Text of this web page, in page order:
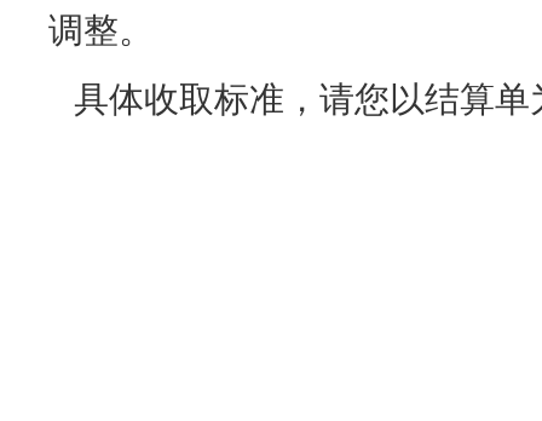
调整。
具体收取标准，请您以结算